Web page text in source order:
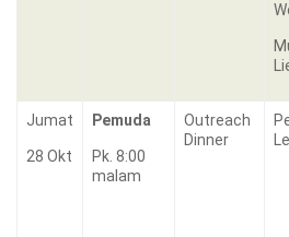
Jumat
28 Okt
Pemuda
Pk. 8:00
malam
Outreach
Dinner